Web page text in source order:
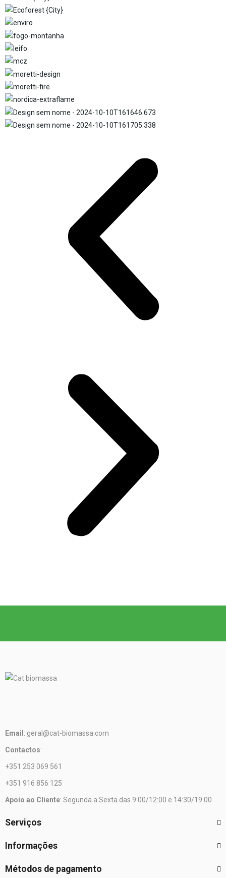
Email : geral@cat-biomassa.com
Contactos:
+351 253 069 561
+351 916 856 125
Apoio ao Cliente: Segunda a Sexta das 9:00/12:00 e 14:30/19:00
Serviços
Informações
Métodos de pagamento